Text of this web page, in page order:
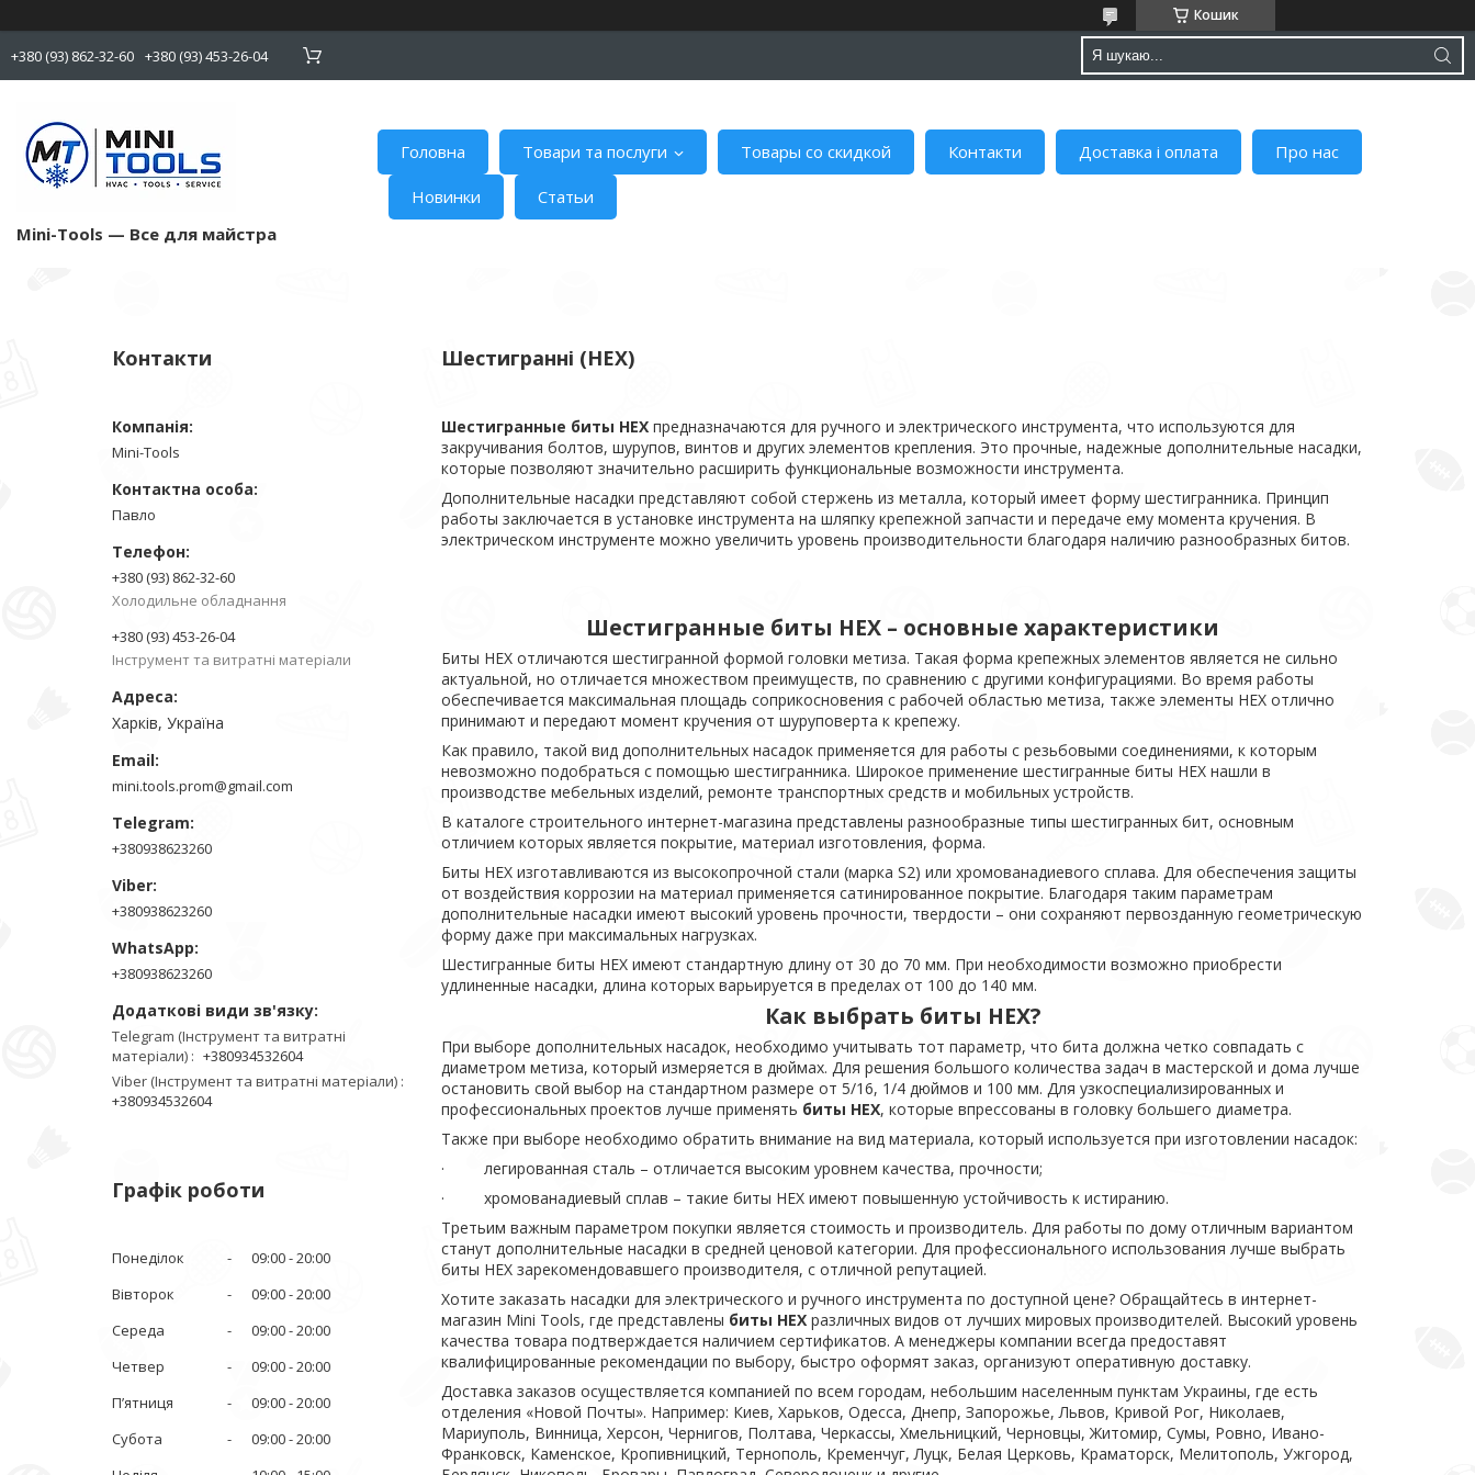
Кошик
+380 (93) 862-32-60 +380 (93) 453-26-04
Mini-Tools — Все для майстра
Головна Товари та послуги Товары со скидкой Контакти Доставка і оплата Про нас
Новинки Статьи
Контакти
Mini-Tools
Павло
+380 (93) 862-32-60
Холодильне обладнання
+380 (93) 453-26-04
Інструмент та витратні матеріали
Харків, Україна
mini.tools.prom@gmail.com
+380938623260
+380938623260
+380938623260
Telegram (Інструмент та витратні
матеріали)
+380934532604
Viber (Інструмент та витратні матеріали)
+380934532604
Графік роботи
Понеділок 09:00 20:00
Вівторок
09:00 20:00
Середа
09:00 20:00
Четвер
09:00 20:00
Пʼятниця
09:00 20:00
Субота
09:00 20:00
Шестигранні (HEX)
Шестигранные биты НЕХ предназначаются для ручного и электрического инструмента, что используются для
закручивания болтов, шурупов, винтов и других элементов крепления. Это прочные, надежные дополнительные насадки,
которые позволяют значительно расширить функциональные возможности инструмента.
Дополнительные насадки представляют собой стержень из металла, который имеет форму шестигранника. Принцип
работы заключается в установке инструмента на шляпку крепежной запчасти и передаче ему момента кручения. В
электрическом инструменте можно увеличить уровень производительности благодаря наличию разнообразных битов.
Шестигранные биты НЕХ – основные характеристики
Биты НЕХ отличаются шестигранной формой головки метиза. Такая форма крепежных элементов является не сильно
актуальной, но отличается множеством преимуществ, по сравнению с другими конфигурациями. Во время работы
обеспечивается максимальная площадь соприкосновения с рабочей областью метиза, также элементы НЕХ отлично
принимают и передают момент кручения от шуруповерта к крепежу.
Как правило, такой вид дополнительных насадок применяется для работы с резьбовыми соединениями, к которым
невозможно подобраться с помощью шестигранника. Широкое применение шестигранные биты НЕХ нашли в
производстве мебельных изделий, ремонте транспортных средств и мобильных устройств.
В каталоге строительного интернет-магазина представлены разнообразные типы шестигранных бит, основным
отличием которых является покрытие, материал изготовления, форма.
Биты НЕХ изготавливаются из высокопрочной стали (марка S2) или хромованадиевого сплава. Для обеспечения защиты
от воздействия коррозии на материал применяется сатинированное покрытие. Благодаря таким параметрам
дополнительные насадки имеют высокий уровень прочности, твердости – они сохраняют первозданную геометрическую
форму даже при максимальных нагрузках.
Шестигранные биты НЕХ имеют стандартную длину от 30 до 70 мм. При необходимости возможно приобрести
удлиненные насадки, длина которых варьируется в пределах от 100 до 140 мм.
Как выбрать биты НЕХ?
При выборе дополнительных насадок, необходимо учитывать тот параметр, что бита должна четко совпадать с
диаметром метиза, который измеряется в дюймах. Для решения большого количества задач в мастерской и дома лучше
остановить свой выбор на стандартном размере от 5/16, 1/4 дюймов и 100 мм. Для узкоспециализированных и
профессиональных проектов лучше применять биты НЕХ, которые впрессованы в головку большего диаметра.
Также при выборе необходимо обратить внимание на вид материала, который используется при изготовлении насадок:
· легированная сталь – отличается высоким уровнем качества, прочности;
· хромованадиевый сплав – такие биты НЕХ имеют повышенную устойчивость к истиранию.
Третьим важным параметром покупки является стоимость и производитель. Для работы по дому отличным вариантом
станут дополнительные насадки в средней ценовой категории. Для профессионального использования лучше выбрать
биты НЕХ зарекомендовавшего производителя, с отличной репутацией.
Хотите заказать насадки для электрического и ручного инструмента по доступной цене? Обращайтесь в интернет-
магазин Mini Tools, где представлены биты НЕХ различных видов от лучших мировых производителей. Высокий уровень
качества товара подтверждается наличием сертификатов. А менеджеры компании всегда предоставят
квалифицированные рекомендации по выбору, быстро оформят заказ, организуют оперативную доставку.
Доставка заказов осуществляется компанией по всем городам, небольшим населенным пунктам Украины, где есть
отделения «Новой Почты». Например: Киев, Харьков, Одесса, Днепр, Запорожье, Львов, Кривой Рог, Николаев,
Мариуполь, Винница, Херсон, Чернигов, Полтава, Черкассы, Хмельницкий, Черновцы, Житомир, Сумы, Ровно, Ивано-
Франковск, Каменское, Кропивницкий, Тернополь, Кременчуг, Луцк, Белая Церковь, Краматорск, Мелитополь, Ужгород,